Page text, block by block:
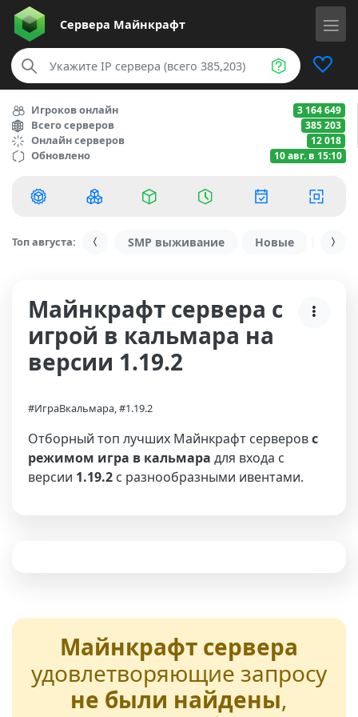
Сервера Майнкрафт
Игроков онлайн 3 164 649
Всего серверов 385 203
Онлайн серверов 12 018
Обновлено 10 авг. в 15:10
Топ августа: SMP выживание Новые С
Майнкрафт сервера с
игрой в кальмара на
версии 1.19.2
#ИграВкальмара, #1.19.2
Отборный топ лучших Майнкрафт серверовс
режимом игра в кальмара для входа с
версии 1.19.2 с разнообразными ивентами.
Майнкрафт сервера
удовлетворяющие запросу
не были найдены,